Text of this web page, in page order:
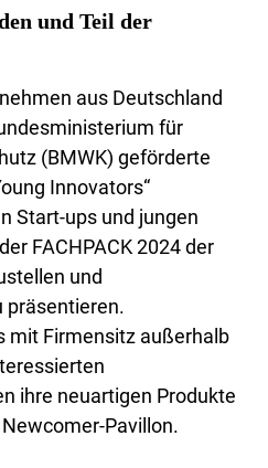
und Teil der
aus Deutschland
für
(BMWK) geförderte
Innovators“
Start-ups und jungen
FACHPACK 2024 der
und
präsentieren.
mit Firmensitz außerhalb
ihre neuartigen Produkte
Pavillon.